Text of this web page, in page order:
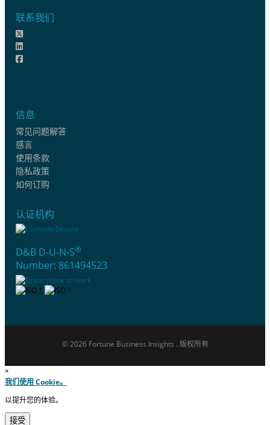
联系我们
信息
常见问题解答
感言
使用条款
隐私政策
如何订购
认证机构
D&B D-U-N-S®
Number: 861494523
© 2026 Fortune Business Insights . 版权所有
×
我们使用 Cookie。
以提升您的体验。
接受